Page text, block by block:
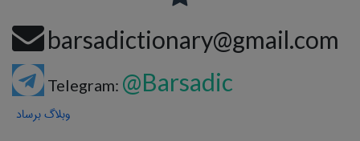
barsadictionary@gmail.com
Telegram: @Barsadic
وبلاگ برساد